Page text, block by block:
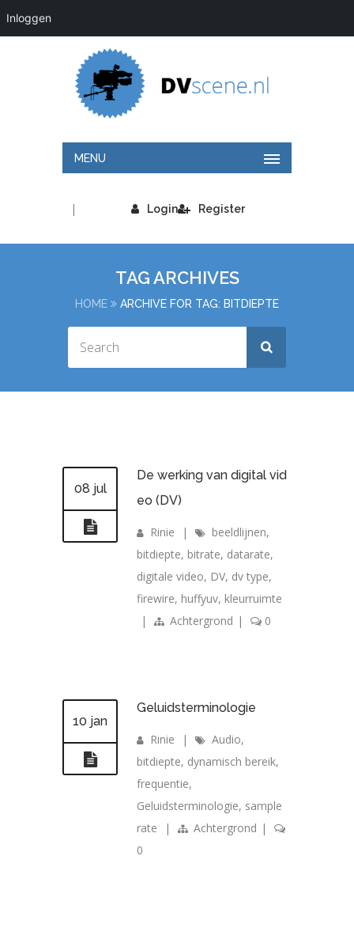
Inloggen
MENU
Login
| Register
TAG ARCHIVES
HOME ARCHIVE FOR TAG: BITDIEPTE
08 jul
De werking van digital vid
eo (DV)
Rinie | beeldlijnen,
bitdiepte, bitrate, datarate,
digitale video, DV, dv type,
firewire, huffyuv, kleurruimte
|
Achtergrond | 0
10 jan
Geluidsterminologie
Rinie | Audio,
bitdiepte, dynamisch bereik,
frequentie,
Geluidsterminologie, sample
rate
| Achtergrond |
0